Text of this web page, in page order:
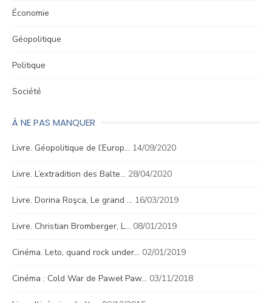
Économie
Géopolitique
Politique
Société
À NE PAS MANQUER
Livre. Géopolitique de l’Europ… 14/09/2020
Livre. L’extradition des Balte… 28/04/2020
Livre. Dorina Roşca, Le grand … 16/03/2019
Livre. Christian Bromberger, L… 08/01/2019
Cinéma. Leto, quand rock under… 02/01/2019
Cinéma : Cold War de Paweł Paw… 03/11/2018